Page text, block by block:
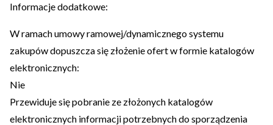
Informacje dodatkowe:
W ramach umowy ramowej/dynamicznego systemu
zakupów dopuszcza się złożenie ofert w formie katalogów
elektronicznych:
Nie
Przewiduje się pobranie ze złożonych katalogów
elektronicznych informacji potrzebnych do sporządzenia